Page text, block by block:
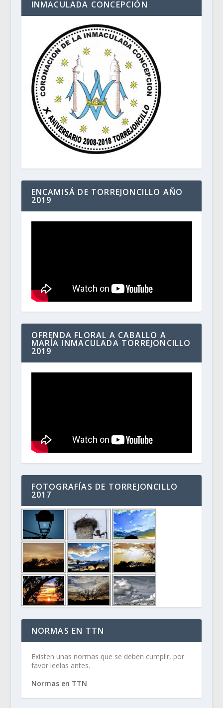
INMACULADA CONCEPCIÓN
ENCAMISÁ DE TORREJONCILLO AÑO
2019
OFRENDA FLORAL A CABALLO A
MARÍA INMACULADA TORREJONCILLO
2019
FOTOGRAFÍAS DE TORREJONCILLO
2017
NORMAS EN TTN
Existen unas normas que se deben cumplir, por
favor leelas antes.
Normas en TTN